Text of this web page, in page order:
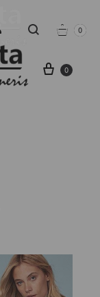
0
PRISIJUNGTI
Paieška 0
0